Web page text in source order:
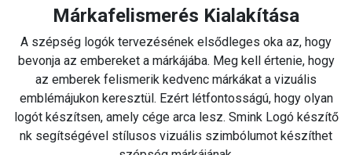
Márkafelismerés Kialakítása
A szépség logók tervezésének elsődleges oka az, hogy
bevonja az embereket a márkájába. Meg kell értenie, hogy
az emberek felismerik kedvenc márkákat a vizuális
emblémájukon keresztül. Ezért létfontosságú, hogy olyan
logót készítsen, amely cége arca lesz. Smink Logó készítő
nk segítségével stílusos vizuális szimbólumot készíthet